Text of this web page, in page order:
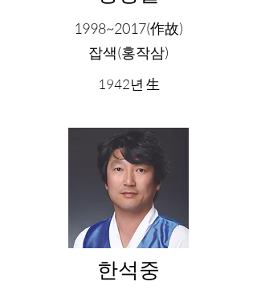
1998~2017(作故)
잡색(홍작삼)
1942년 生
한석중